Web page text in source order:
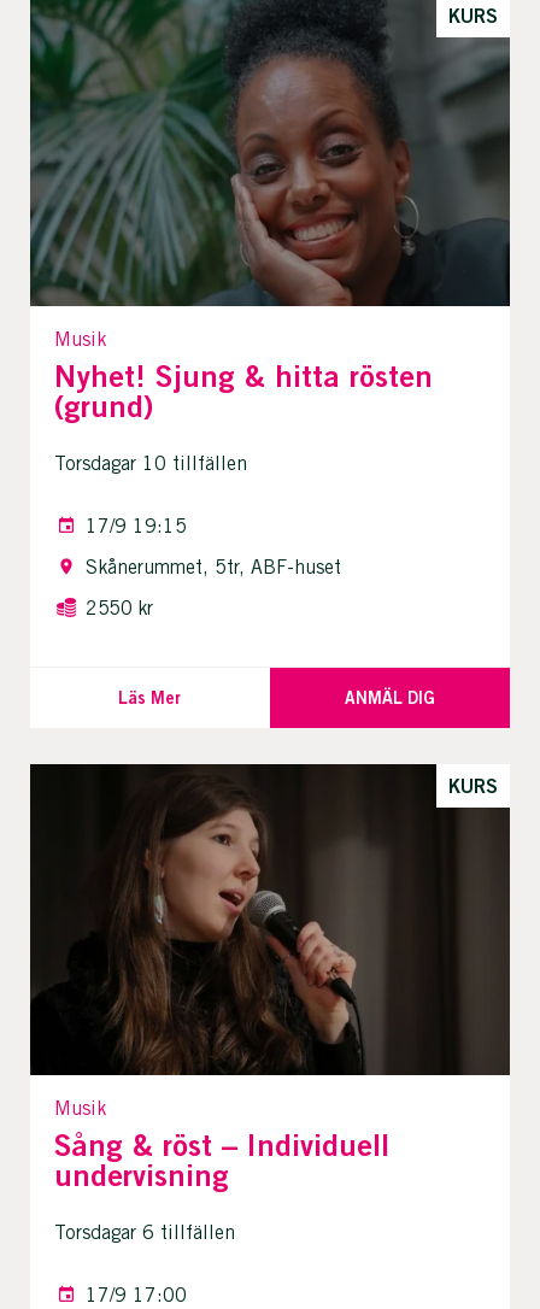
KURS
Musik
Nyhet! Sjung & hitta rösten
(grund)
Torsdagar 10 tillfällen
17/9 19:15
Skånerummet, 5tr, ABF-huset
2550 kr
Läs Mer ANMÄL DIG
KURS
Musik
Sång & röst – Individuell
undervisning
Torsdagar 6 tillfällen
17/9 17:00